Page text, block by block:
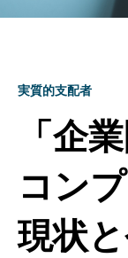
実質的支配者
「企
コン
現状